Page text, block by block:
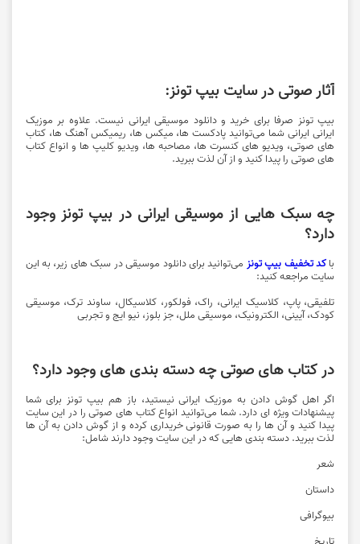
آثار صوتی در سایت بیپ تونز:
بیپ تونز صرفا برای خرید و دانلود موسیقی ایرانی نیست. علاوه بر موزیک
ایرانی ایرانی شما می‌توانید پادکست ها، میکس ها، ریمیکس آهنگ ها، کتاب
های صوتی، ویدیو های کنسرت ها، مصاحبه ها، ویدیو کلیپ ها و انواع کتاب
های صوتی را پیدا کنید و از آن لذت ببرید.
چه سبک هایی از موسیقی ایرانی در بیپ تونز وجود
دارد؟
باکد تخفیف بیپ تونز می‌توانید برای دانلود موسیقی در سبک های زیر، به این
سایت مراجعه کنید:
تلفیقی، پاپ، کلاسیک ایرانی، راک، فولکور، کلاسیکال، ساوند ترک، موسیقی
کودک، آیینی، الکترونیک، موسیقی ملل، جز بلوز، نیو ایج و تجربی
در کتاب های صوتی چه دسته بندی های وجود دارد؟
اگر اهل گوش دادن به موزیک ایرانی نیستید، باز هم بیپ تونز برای شما
پیشنهادات ویژه ای دارد. شما می‌توانید انواع کتاب های صوتی را در این سایت
پیدا کنید و آن ها را به صورت قانونی خریداری کرده و از گوش دادن به آن ها
لذت ببرید. دسته بندی هایی که در این سایت وجود دارند شامل:
شعر
داستان
بیوگرافی
تاریخ